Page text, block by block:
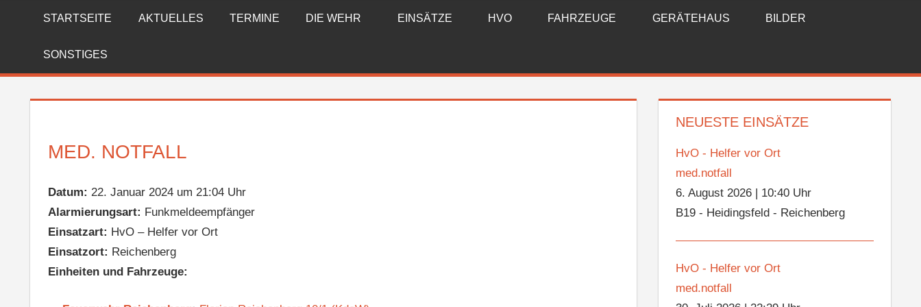
FREIWILLIGE
FEUERWEHR
REICHENBERG
STARTSEITE AKTUELLES TERMINE DIE WEHR EINSÄTZE HVO FAHRZEUGE GERÄTEHAUS BILDER
SONSTIGES
MED. NOTFALL
Datum: 22. Januar 2024 um 21:04 Uhr
Alarmierungsart: Funkmeldeempfänger
Einsatzart: HvO – Helfer vor Ort
Einsatzort: Reichenberg
Einheiten und Fahrzeuge:
NEUESTE EINSÄTZE
HvO - Helfer vor Ort
med.notfall
6. August 2026
10:40 Uhr
B19 - Heidingsfeld - Reichenberg
HvO - Helfer vor Ort
med.notfall